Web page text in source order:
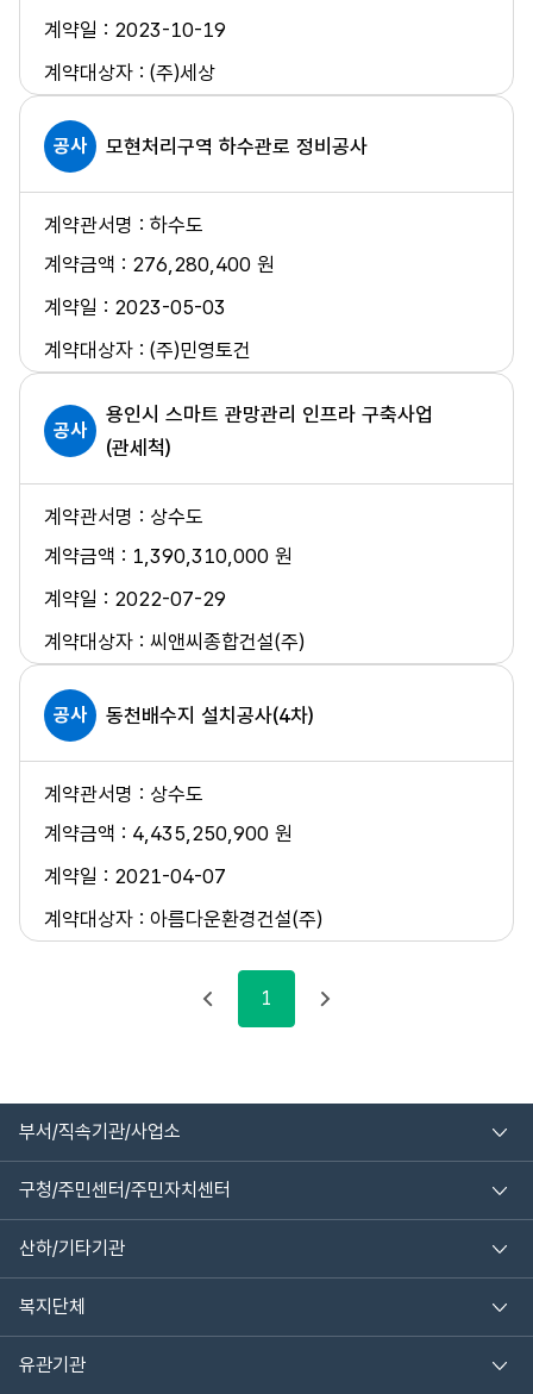
2023-10-19
(주)세상
하수도
공사 모현처리구역 하수관로 정비공사
276,280,400 원
2023-05-03
(주)민영토건
상수도
공사
용인시 스마트 관망관리 인프라 구축사업
(관세척)
1,390,310,000 원
2022-07-29
씨앤씨종합건설(주)
상수도
공사 동천배수지 설치공사(4차)
4,435,250,900 원
2021-04-07
아름다운환경건설(주)
1
부서/직속기관/사업소
구청/주민센터/주민자치센터
산하/기타기관
복지단체
유관기관